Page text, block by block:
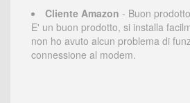
Cliente Amazon - Buon prodotto
E' un buon prodotto, si installa
non ho avuto alcun problema di
connessione al modem.